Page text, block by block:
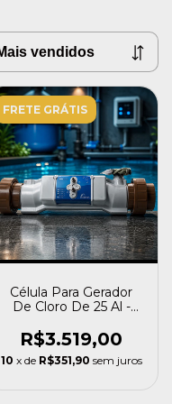
FRETE GRÁTIS
Célula Para Gerador
De Cloro De 25 Al -
R$3.519,00
10 x de R$351,90 sem juros